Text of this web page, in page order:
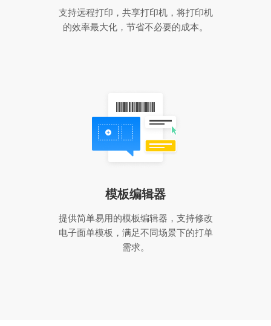
支持远程打印，共享打印机，将打印机
的效率最大化，节省不必要的成本。
模板编辑器
提供简单易用的模板编辑器，支持修改
电子面单模板，满足不同场景下的打单
需求。